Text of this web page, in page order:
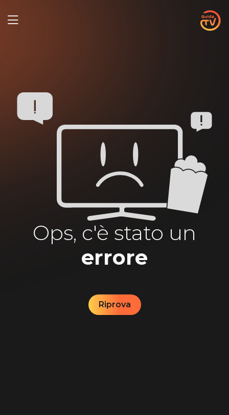
Ops, c'è stato un
errore
Riprova